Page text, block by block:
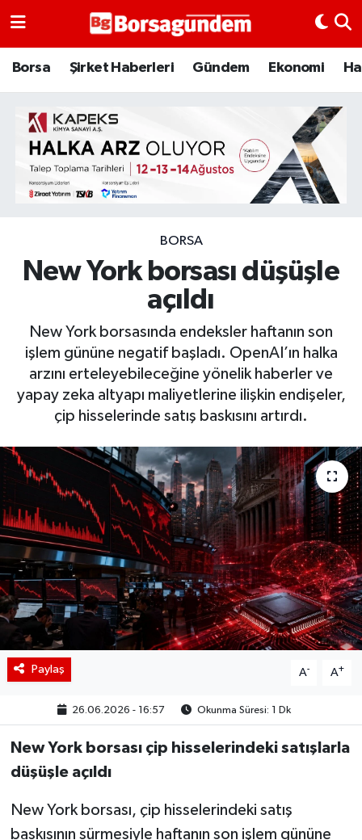
Borsa Şirket Haberleri Gündem Ekonomi
BORSA
New York borsası düşüşle
açıldı
New York borsasında endeksler haftanın son
işlem gününe negatif başladı. OpenAI’ın halka
arzını erteleyebileceğine yönelik haberler ve
yapay zeka altyapı maliyetlerine ilişkin endişeler,
çip hisselerinde satış baskısını artırdı.
Paylaş A- A+
26.06.2026 - 16:57 Okunma Süresi: 1 Dk
New York borsası çip hisselerindeki satışlarla
düşüşle açıldı
New York borsası, çip hisselerindeki satış
baskısının sürmesiyle haftanın son işlem gününe
Borsa
Emtia
Galeri
Bitcoin
Şirket Haberleri
Borsa Gundem
BIST 100 Isı Haritası
Ekonomik Takvim
Kiripto Para Piyasası
Gizlilik Sözleşmesi
Hakkımızda
İletişim